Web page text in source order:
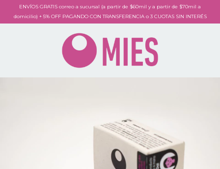
ENVÍOS GRATIS correo a sucursal (a partir de $60mil y a partir de $70mil a
domicilio) + 5% OFF PAGANDO CON TRANSFERENCIA o 3 CUOTAS SIN INTERÉS